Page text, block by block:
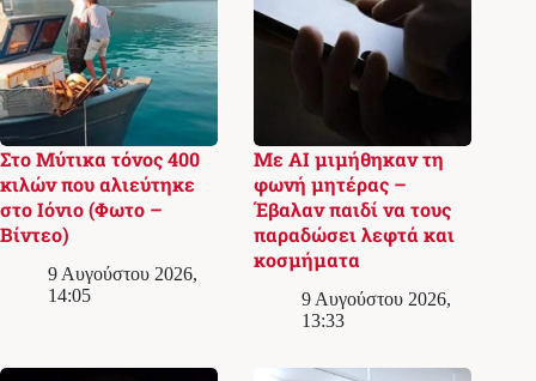
Στο Μύτικα τόνος 400
κιλών που αλιεύτηκε
στο Ιόνιο (Φωτο –
Βίντεο)
9 Αυγούστου 2026,
14:05
Με AI μιμήθηκαν τη
φωνή μητέρας –
Έβαλαν παιδί να τους
παραδώσει λεφτά και
κοσμήματα
9 Αυγούστου 2026,
13:33